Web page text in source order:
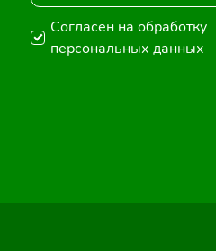
Согласен на обработку
персональных данных